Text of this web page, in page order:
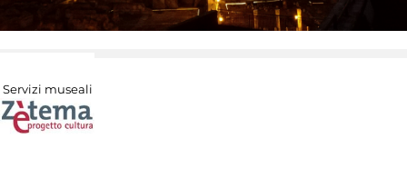
Servizi museali